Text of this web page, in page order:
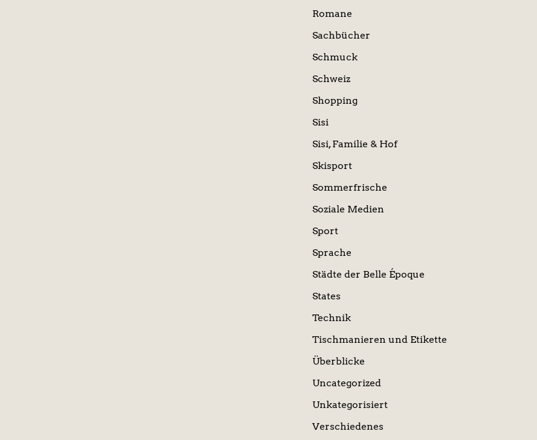
Romane
Sachbücher
Schmuck
Schweiz
Shopping
Sisi
Sisi, Familie & Hof
Skisport
Sommerfrische
Soziale Medien
Sport
Sprache
Städte der Belle Époque
States
Technik
Tischmanieren und Etikette
Überblicke
Uncategorized
Unkategorisiert
Verschiedenes